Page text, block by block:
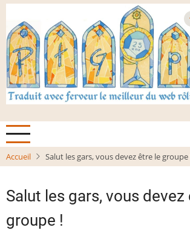
Aller
contenu
principal
Accueil Salut les gars, vous devez être le groupe
Salut les gars, vous devez
groupe !